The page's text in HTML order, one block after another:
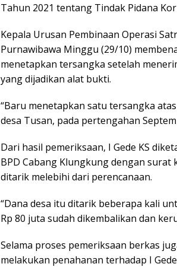
Tahun 2021 tentang Tindak Pidana
Kepala Urusan Pembinaan Operasi
Purnawibawa Minggu (29/10)
menetapkan tersangka setelah
yang dijadikan alat bukti.
“Baru menetapkan satu tersangka
desa Tusan, pada pertengahan
Dari hasil pemeriksaan, I Gede KS
BPD Cabang Klungkung dengan surat
ditarik melebihi dari perencanaan.
“Dana desa itu ditarik beberapa kali
Rp 80 juta sudah dikembalikan dan
Selama proses pemeriksaan berkas
melakukan penahanan terhadap I